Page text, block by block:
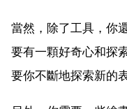
當然，除了工具，你
要有一顆好奇心和探
要你不斷地探索新的